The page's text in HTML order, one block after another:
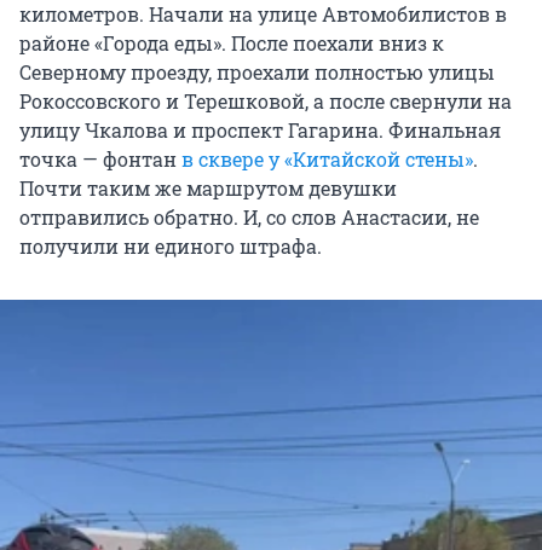
километров. Начали на улице Автомобилистов в
районе «Города еды». После поехали вниз к
Северному проезду, проехали полностью улицы
Рокоссовского и Терешковой, а после свернули на
улицу Чкалова и проспект Гагарина. Финальная
точка — фонтанв сквере у «Китайской стены».
Почти таким же маршрутом девушки
отправились обратно. И, со слов Анастасии, не
получили ни единого штрафа.